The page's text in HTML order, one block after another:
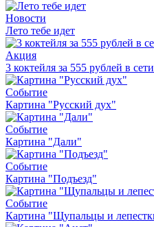
Новости
Лето тебе идет
Акция
3 коктейля за 555 рублей в
Событие
Картина "Русский дух"
Событие
Картина "Дали"
Событие
Картина "Подъезд"
Событие
Картина "Щупальцы и